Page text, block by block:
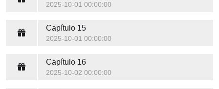
2025-10-01 00:00:00
Capítulo 15
2025-10-01 00:00:00
Capítulo 16
2025-10-02 00:00:00